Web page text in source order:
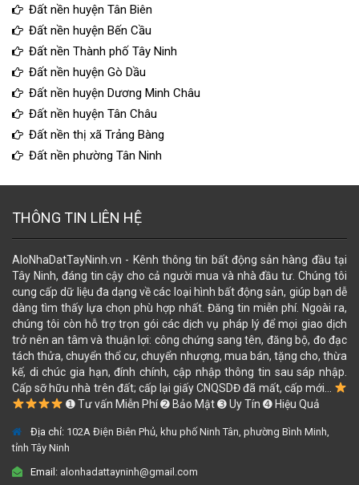
Đất nền huyện Tân Biên
Đất nền huyện Bến Cầu
Đất nền Thành phố Tây Ninh
Đất nền huyện Gò Dầu
Đất nền huyện Dương Minh Châu
Đất nền huyện Tân Châu
Đất nền thị xã Trảng Bàng
Đất nền phường Tân Ninh
THÔNG TIN LIÊN HỆ
AloNhaDatTayNinh.vn - Kênh thông tin bất động sản hàng đầu tại
Tây Ninh, đáng tin cậy cho cả người mua và nhà đầu tư. Chúng tôi
cung cấp dữ liệu đa dạng về các loại hình bất động sản, giúp bạn dễ
dàng tìm thấy lựa chọn phù hợp nhất. Đăng tin miễn phí. Ngoài ra,
chúng tôi còn hỗ trợ trọn gói các dịch vụ pháp lý để mọi giao dịch
trở nên an tâm và thuận lợi: công chứng sang tên, đăng bộ, đo đạc
tách thửa, chuyển thổ cư, chuyển nhượng, mua bán, tặng cho, thừa
kế, di chúc gia hạn, đính chính, cập nhập thông tin sau sáp nhập.
Cấp sỡ hữu nhà trên đất; cấp lại giấy CNQSDĐ đã mất, cấp mới...
➊ Tư vấn Miễn Phí ➋ Bảo Mật ➌ Uy Tín ➍ Hiệu Quả
Địa chỉ: 102A Điện Biên Phủ, khu phố Ninh Tân, phường Bình Minh,
tỉnh Tây Ninh
Email: alonhadattayninh@gmail.com